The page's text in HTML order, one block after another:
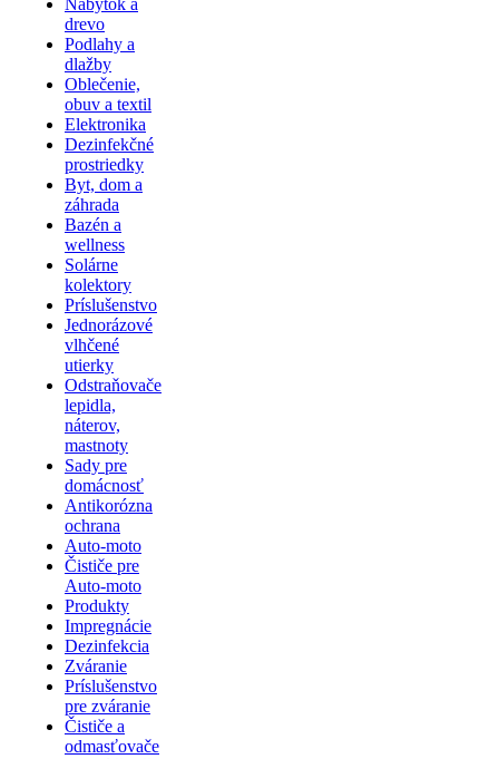
Nábytok a
drevo
Podlahy a
dlažby
Oblečenie,
obuv a textil
Elektronika
Dezinfekčné
prostriedky
Byt, dom a
záhrada
Bazén a
wellness
Solárne
kolektory
Príslušenstvo
Jednorázové
vlhčené
utierky
Odstraňovače
lepidla,
náterov,
mastnoty
Sady pre
domácnosť
Antikorózna
ochrana
Auto-moto
Čističe pre
Auto-moto
Produkty
Impregnácie
Dezinfekcia
Zváranie
Príslušenstvo
pre zváranie
Čističe a
odmasťovače